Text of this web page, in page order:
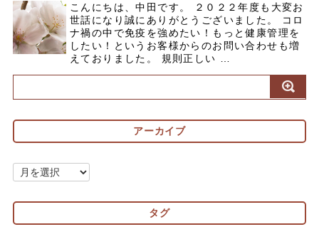
こんにちは、中田です。 ２０２２年度も大変お
世話になり誠にありがとうございました。 コロ
ナ禍の中で免疫を強めたい！もっと健康管理を
したい！というお客様からのお問い合わせも増
えておりました。 規則正しい …
アーカイブ
ア
カ
タグ